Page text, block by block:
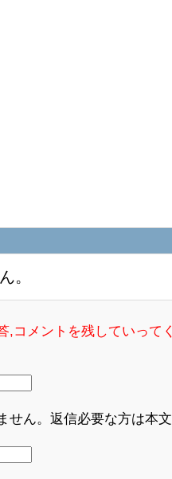
。
,コメントを残していって
せん。返信必要な方は本